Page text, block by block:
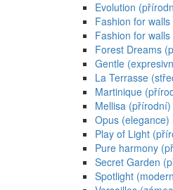
Evolution
Fashion for
Fashion for
Forest Dreams
Gentle
La Terrasse
Martinique
Mellisa (přírodní)
Opus (elegance)
Play of Light
Pure harmony
Secret Garden
Spotlight